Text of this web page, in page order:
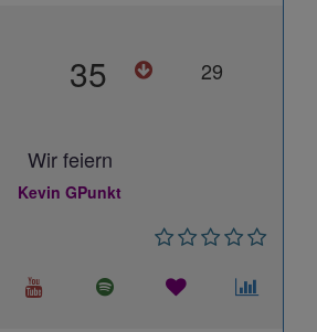
35 29
Wir feiern
Kevin GPunkt